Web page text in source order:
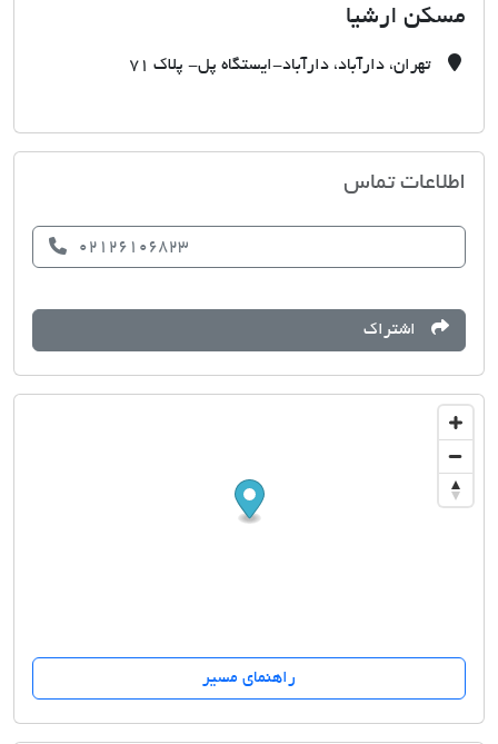
مسکن ارشیا
تهران، دارآباد، دارآباد-ایستگاه پل- پلاک 71
اطلاعات تماس
02126106823
اشتراک
راهنمای مسیر